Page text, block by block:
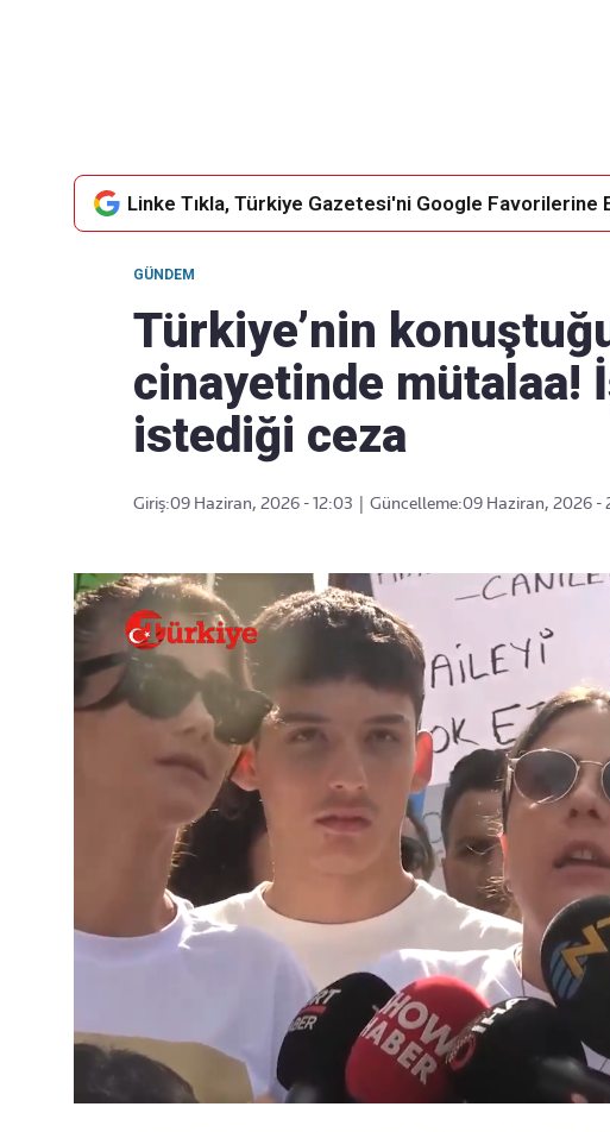
Linke Tıkla, Türkiye Gazetesi'ni Google Favorilerine
GÜNDEM
Türkiye’nin
cinayetinde mütalaa!
istediği ceza
Giriş:09 Haziran, 2026 - 12:03 Güncelleme:09 Haziran, 2026 -